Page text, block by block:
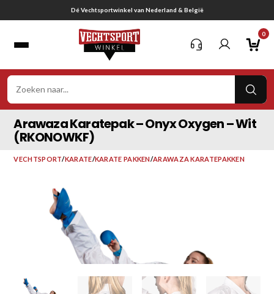
naar
Gratis verzending vanaf € 75,-
0
Arawaza Karatepak – Onyx Oxygen – Wit
(RKONOWKF)
VECHTSPORT/KARATE/KARATE PAKKEN/ARAWAZA KARATEPAKKEN